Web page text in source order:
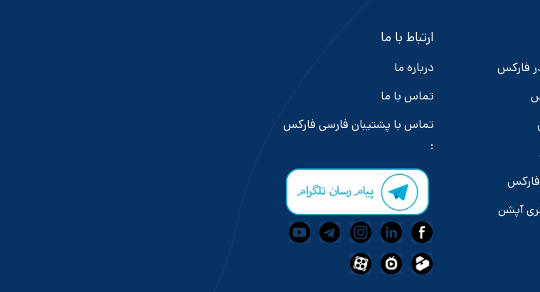
فارکس
آپشن
ارتباط با ما
درباره ما
تماس با ما
تماس با پشتیبان فارسی فارکس
: